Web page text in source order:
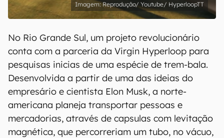
Reprodução/ Youtube/ HyperloopTT
No Rio Grande Sul, um projeto revolucionário
conta com a parceria da Virgin Hyperloop para
pesquisas inicias de uma espécie de trem-bala.
Desenvolvida a partir de uma das ideias do
empresário e cientista Elon Musk, a norte-
americana planeja transportar pessoas e
mercadorias, através de capsulas com levitação
magnética, que percorreriam um tubo, no vácuo,